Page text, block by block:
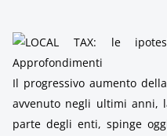
Il progressivo aumento
avvenuto negli ultimi anni,
parte degli enti, spinge